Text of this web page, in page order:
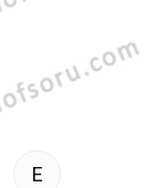
E